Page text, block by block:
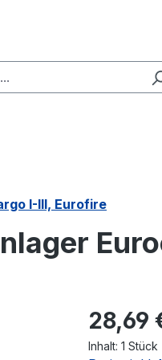
I-III, Eurofire
Regulärer
28,69
Inhalt: 1 Stück